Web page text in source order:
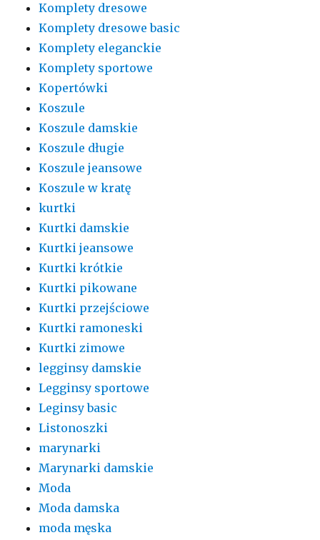
Komplety dresowe
Komplety dresowe basic
Komplety eleganckie
Komplety sportowe
Kopertówki
Koszule
Koszule damskie
Koszule długie
Koszule jeansowe
Koszule w kratę
kurtki
Kurtki damskie
Kurtki jeansowe
Kurtki krótkie
Kurtki pikowane
Kurtki przejściowe
Kurtki ramoneski
Kurtki zimowe
legginsy damskie
Legginsy sportowe
Leginsy basic
Listonoszki
marynarki
Marynarki damskie
Moda
Moda damska
moda męska